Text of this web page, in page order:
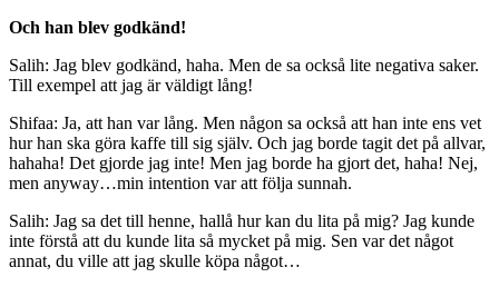
Och han blev godkänd!
Salih: Jag blev godkänd, haha. Men de sa också lite negativa saker.
Till exempel att jag är väldigt lång!
Shifaa: Ja, att han var lång. Men någon sa också att han inte ens vet
hur han ska göra kaffe till sig själv. Och jag borde tagit det på allvar,
hahaha! Det gjorde jag inte! Men jag borde ha gjort det, haha! Nej,
men anyway…min intention var att följa sunnah.
Salih: Jag sa det till henne, hallå hur kan du lita på mig? Jag kunde
inte förstå att du kunde lita så mycket på mig. Sen var det något
annat, du ville att jag skulle köpa något…